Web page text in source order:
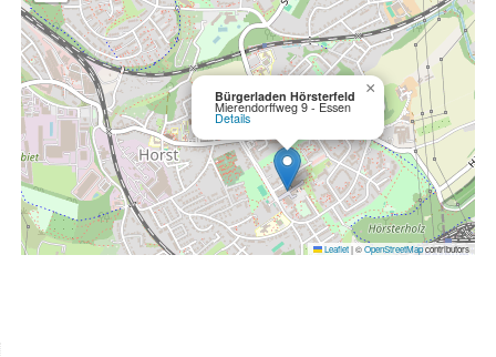
Bürgerladen Hörsterfeld
Mierendorffweg 9 - Essen
Details
×
Leaflet|©OpenStreetMapcontributors